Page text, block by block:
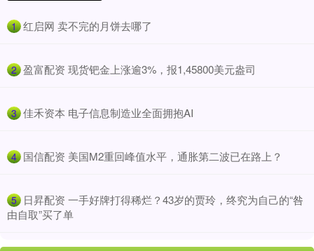
1 ​红启网 卖不完的月饼去哪了
2 ​盈富配资 现货钯金上涨逾3%，报1,45800美元盎司
3 ​佳禾资本 电子信息制造业全面拥抱AI
4 ​国信配资 美国M2重回峰值水平，通胀第二波已在路上？
5 ​日昇配资 一手好牌打得稀烂？43岁的贾玲，终究为自己的“咎
由自取”买了单